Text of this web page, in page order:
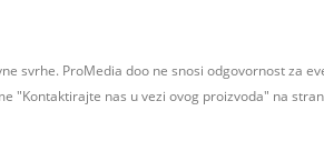
svrhe. ProMedia doo ne snosi odgovornost za
"Kontaktirajte nas u vezi ovog proizvoda" na